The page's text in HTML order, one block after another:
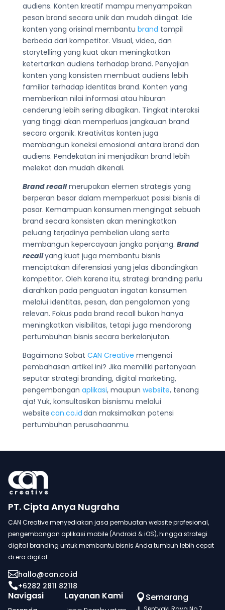
audiens. Konten kreatif mampu menyampaikan
pesan brand secara unik dan mudah diingat. Ide
konten yang orisinal membantu brand tampil
berbeda dari kompetitor. Visual, video, dan
storytelling yang kuat akan meningkatkan
ketertarikan audiens terhadap brand. Penyajian
konten yang konsisten membuat audiens lebih
familiar terhadap identitas brand. Konten yang
memberikan nilai informasi atau hiburan
cenderung lebih sering dibagikan. Tingkat interaksi
yang tinggi akan memperluas jangkauan brand
secara organik. Kreativitas konten juga
membangun koneksi emosional antara brand dan
audiens. Pendekatan ini menjadikan brand lebih
melekat dan mudah dikenali.
Brand recall merupakan elemen strategis yang
berperan besar dalam memperkuat posisi bisnis di
pasar. Kemampuan konsumen mengingat sebuah
brand secara konsisten akan meningkatkan
peluang terjadinya pembelian ulang serta
membangun kepercayaan jangka panjang. Brand
recallyang kuat juga membantu bisnis
menciptakan diferensiasi yang jelas dibandingkan
kompetitor. Oleh karena itu, strategi branding perlu
diarahkan pada penguatan ingatan konsumen
melalui identitas, pesan, dan pengalaman yang
relevan. Fokus pada brand recall bukan hanya
meningkatkan visibilitas, tetapi juga mendorong
pertumbuhan bisnis secara berkelanjutan.
Bagaimana Sobat CAN Creative mengenai
pembahasan artikel ini? Jika memiliki pertanyaan
seputar strategi branding, digital marketing,
pengembangan aplikasi, maupun website, tenang
aja! Yuk, konsultasikan bisnismu melalui
websitecan.co.iddan maksimalkan potensi
pertumbuhan perusahaanmu.
PT. Cipta Anya Nugraha
CAN Creative menyediakan jasa pembuatan website profesional,
pengembangan aplikasi mobile (Android & iOS), hingga strategi
digital branding untuk membantu bisnis Anda tumbuh lebih cepat
di era digital.
hallo@can.co.id
+6282 2811 82118
Navigasi Layanan Kami  Semarang